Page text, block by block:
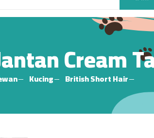
Cream
Kucing British Short Hair